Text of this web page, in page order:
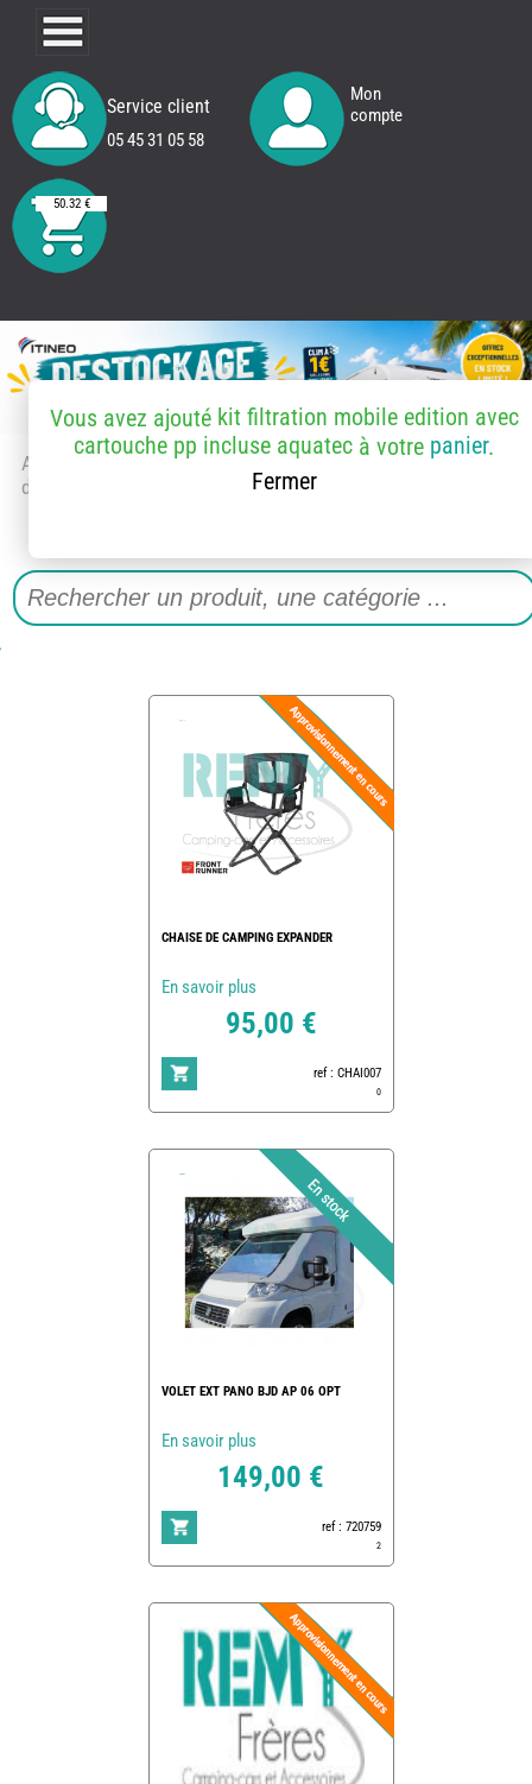
Service client
05 45 31 05 58
Mon
compte
50.32 €
Accueil
> Accessoires et pièces
détachées
Vous avez ajouté kit filtration mobile edition avec
cartouche pp incluse aquatec à votre panier.
Fermer
CHAISE DE CAMPING EXPANDER
En savoir plus
95,00 €
ref : CHAI007
0
VOLET EXT PANO BJD AP 06 OPT
En savoir plus
149,00 €
ref : 720759
2